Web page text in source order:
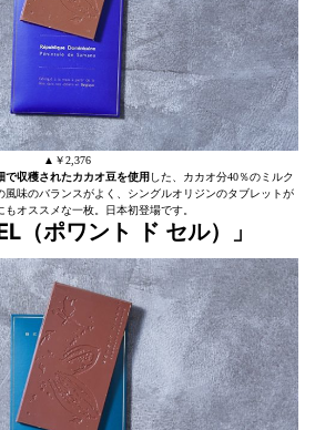
▲￥2,376
で収穫されたカカオ豆を使用 した、カカオ分40％のミルク
風味のバランスがよく、シングルオリジンのタブレットが
もオススメな一枚。日本初登場です。
（ポワント ド セル）」